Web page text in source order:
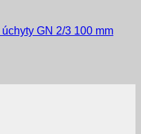
GN 2/3 100 mm